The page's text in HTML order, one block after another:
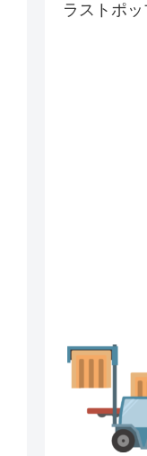
ラストポッ